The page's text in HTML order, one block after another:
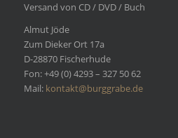
Versand von CD / DVD / Buch
Almut Jöde
Zum Dieker Ort 17a
D-28870 Fischerhude
Fon: +49 (0) 4293 – 327 50 62
Mail: kontakt@burggrabe.de